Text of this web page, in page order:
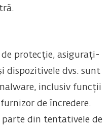
protecție, asigurați-
dispozitivele dvs. sunt
inclusiv funcții
de încredere.
din tentativele de